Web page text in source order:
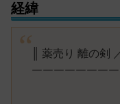
経緯
║ 薬売り 離の剣
￣￣￣￣￣￣￣